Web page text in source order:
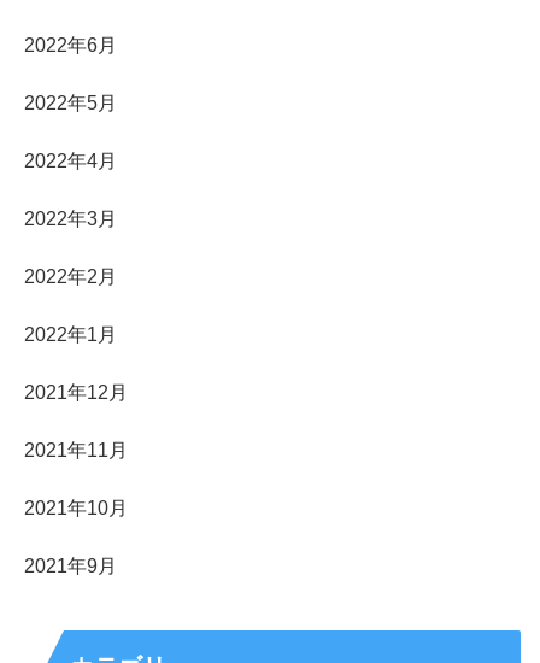
2022年6月
2022年5月
2022年4月
2022年3月
2022年2月
2022年1月
2021年12月
2021年11月
2021年10月
2021年9月